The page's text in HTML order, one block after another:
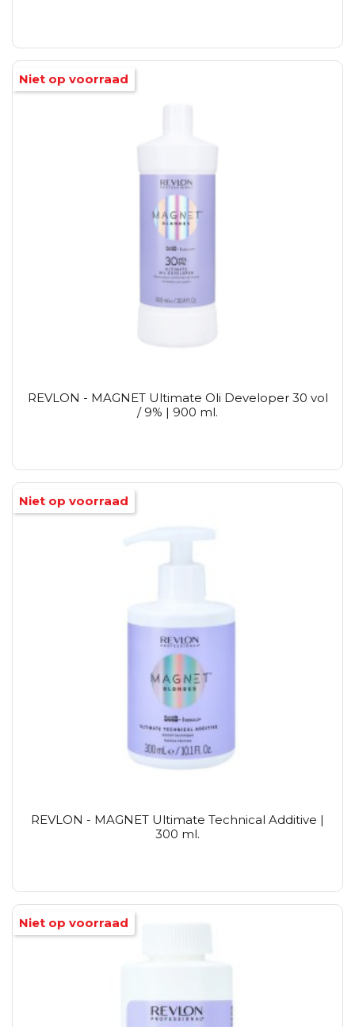
REVLON - MAGNET Ultimate Oli Developer 30 vol
/ 9% | 900 ml.
Niet op voorraad
REVLON - MAGNET Ultimate Technical Additive |
300 ml.
Niet op voorraad
Niet op voorraad